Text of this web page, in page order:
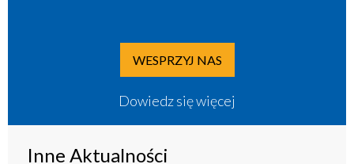
WESPRZYJ NAS
Dowiedz się więcej
Inne Aktualności